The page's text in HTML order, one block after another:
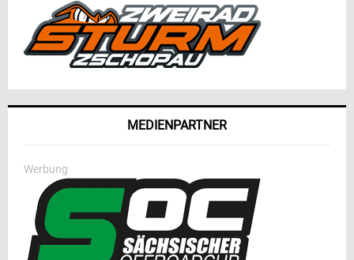
MEDIENPARTNER
Werbung